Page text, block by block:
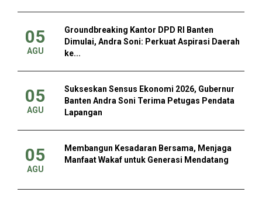
05
AGU
Groundbreaking Kantor DPD RI Banten
Dimulai, Andra Soni: Perkuat Aspirasi Daerah
ke...
05
AGU
Sukseskan Sensus Ekonomi 2026, Gubernur
Banten Andra Soni Terima Petugas Pendata
Lapangan
05
AGU
Membangun Kesadaran Bersama, Menjaga
Manfaat Wakaf untuk Generasi Mendatang